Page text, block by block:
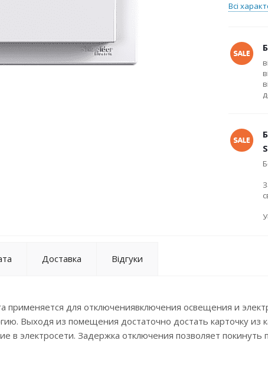
Всі
Доставка Відгуки
применяется для отключениявключения освещения и
Выходя из помещения достаточно достать карточку из
в электросети. Задержка отключения позволяет